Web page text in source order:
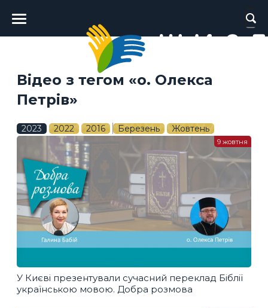
Головне
меню
Відео з тегом «о. Олекса
Петрів»
2023 2022 2016 Березень Жовтень
У Києві презентували сучасний переклад Біблії
українською мовою. Добра розмова
9 жовтня